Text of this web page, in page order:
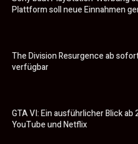
Plattform soll neue Einnahmen
The Division Resurgence ab
verfügbar
GTA VI: Ein ausführlicher Blick ab
YouTube und Netflix